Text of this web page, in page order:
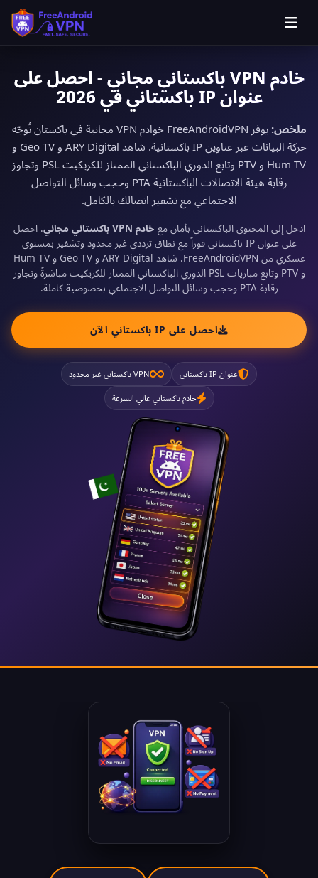
خادم VPN باكستاني مجاني - احصل على
عنوان IP باكستاني في 2026
ملخص:
يوفر FreeAndroidVPN خوادم VPN مجانية في باكستان تُوجّه
حركة البيانات عبر عناوين IP باكستانية. شاهد ARY Digital و Geo TV و
Hum TV و PTV وتابع الدوري الباكستاني الممتاز للكريكيت PSL وتجاوز
رقابة هيئة الاتصالات الباكستانية PTA وحجب وسائل التواصل
الاجتماعي مع تشفير اتصالك بالكامل.
ادخل إلى المحتوى الباكستاني بأمان مع خادم VPN باكستاني مجاني
. احصل
على عنوان IP باكستاني فوراً مع نطاق ترددي غير محدود وتشفير بمستوى
عسكري من FreeAndroidVPN. شاهد ARY Digital و Geo TV و Hum TV
و PTV وتابع مباريات PSL الدوري الباكستاني الممتاز للكريكيت مباشرةً وتجاوز
رقابة PTA وحجب وسائل التواصل الاجتماعي بخصوصية كاملة.
احصل على IP باكستاني الآن
عنوان IP باكستاني VPN باكستاني غير محدود
خادم باكستاني عالي السرعة